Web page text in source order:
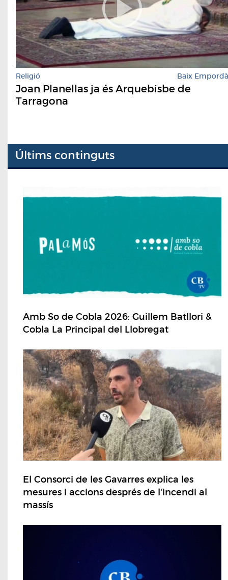
Religió Baix Empordà
Joan Planellas ja és Arquebisbe de
Tarragona
Últims continguts
Amb So de Cobla 2026: Guillem Batllori &
Cobla La Principal del Llobregat
El Consorci de les Gavarres explica les
mesures i accions després de l'incendi al
massís